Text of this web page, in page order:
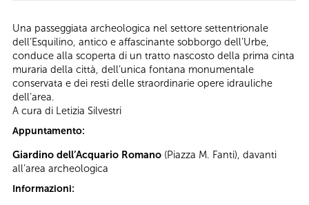
Una passeggiata archeologica nel settore settentrionale
dell’Esquilino, antico e affascinante sobborgo dell’Urbe,
conduce alla scoperta di un tratto nascosto della prima cinta
muraria della città, dell’unica fontana monumentale
conservata e dei resti delle straordinarie opere idrauliche
dell’area.
A cura di Letizia Silvestri
Appuntamento:
Giardino dell’Acquario Romano (Piazza M. Fanti), davanti
all’area archeologica
Informazioni: